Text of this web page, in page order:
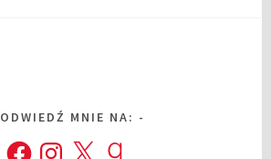
ODWIEDŹ MNIE NA:
FacebookInstagram
X Goodreads